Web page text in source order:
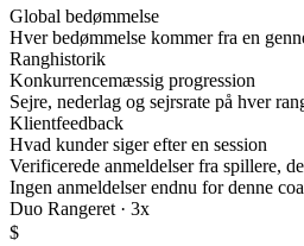
Global bedømmelse
Hver bedømmelse kommer fra en
Ranghistorik
Konkurrencemæssig progression
Sejre, nederlag og sejrsrate på hver
Klientfeedback
Hvad kunder siger efter en session
Verificerede anmeldelser fra spillere,
Ingen anmeldelser endnu for denne
Duo Rangeret · 3x
$